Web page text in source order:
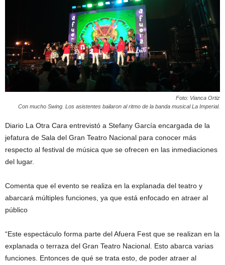
Foto: Vianca Ortiz
Con mucho Swing. Los asistentes bailaron al ritmo de la banda musical La Imperial.
Diario La Otra Cara entrevistó a Stefany García encargada de la
jefatura de Sala del Gran Teatro Nacional para conocer más
respecto al festival de música que se ofrecen en las inmediaciones
del lugar.
Comenta que el evento se realiza en la explanada del teatro y
abarcará múltiples funciones, ya que está enfocado en atraer al
público
“Este espectáculo forma parte del Afuera Fest que se realizan en la
explanada o terraza del Gran Teatro Nacional. Esto abarca varias
funciones. Entonces de qué se trata esto, de poder atraer al